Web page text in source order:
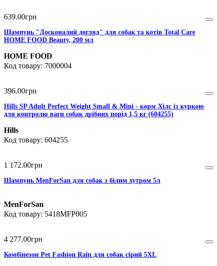
639.00грн
Шампунь "Досконалий догляд" для собак та котів Total Care
HOME FOOD Beauty, 200 мл
HOME FOOD
7000004
396.00грн
Hills SP Adult Perfect Weight Small & Mini - корм Хілс із куркою
для контролю ваги собак дрібних порід 1,5 кг (604255)
Hills
604255
1 172.00грн
Шампунь MenForSan для собак з білим хутром 5л
MenForSan
5418MFP005
4 277.00грн
Комбінезон Pet Fashion Rain для собак сірий 5XL